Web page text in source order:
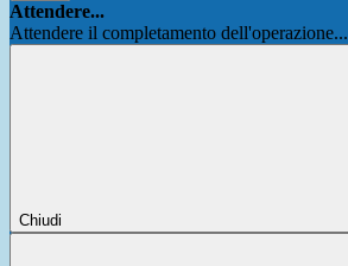
Attendere...
Attendere il completamento dell'operazione...
Chiudi